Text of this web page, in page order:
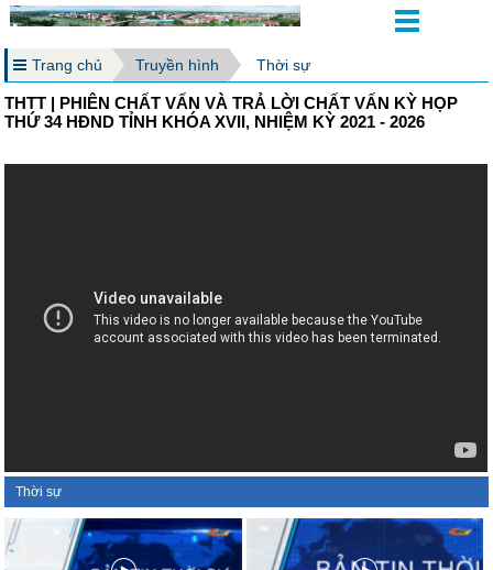
Trang chủ Truyền hình Thời sự
THTT | PHIÊN CHẤT VẤN VÀ TRẢ LỜI CHẤT VẤN KỲ HỌP
THỨ 34 HĐND TỈNH KHÓA XVII, NHIỆM KỲ 2021 - 2026
Thời sự